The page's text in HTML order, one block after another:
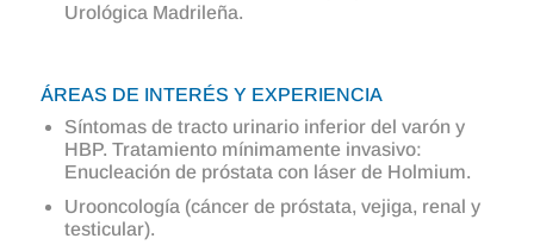
Urológica Madrileña.
ÁREAS DE INTERÉS Y EXPERIENCIA
Síntomas de tracto urinario inferior del varón y
HBP. Tratamiento mínimamente invasivo:
Enucleación de próstata con láser de Holmium.
Urooncología (cáncer de próstata, vejiga, renal y
testicular).